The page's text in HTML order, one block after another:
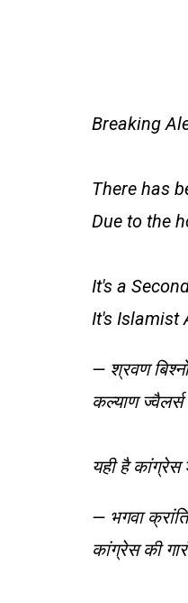
Breaking
There has
Due to the
It's a
It's Islamist
— श्रवण
कल्याण
यही है कांग्रेस
— भगवा
कांग्रेस की